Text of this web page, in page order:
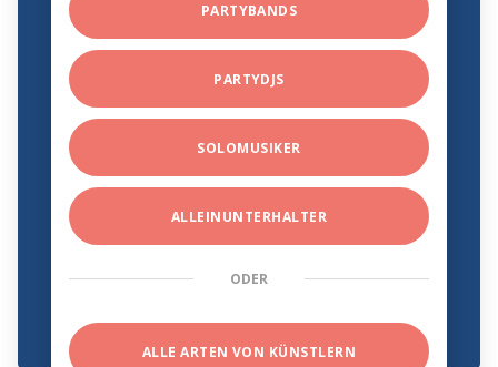
PARTYBANDS
PARTYDJS
SOLOMUSIKER
ALLEINUNTERHALTER
ODER
ALLE ARTEN VON KÜNSTLERN